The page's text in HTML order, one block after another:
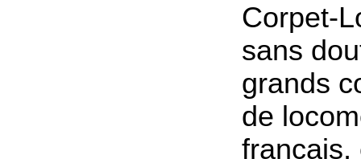
Corpet-
sans
grands
de
français,